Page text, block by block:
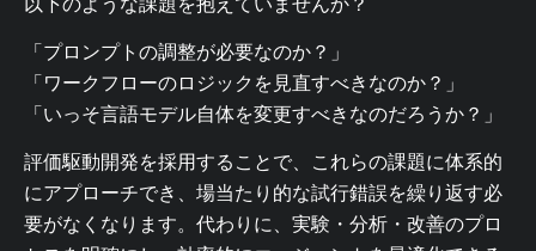
「プロンプトの調整が必要なのか？」
「ワークフローのロジックを見直すべきなのか？」
「いっそ言語モデル自体を変更すべきなのだろうか？」
評価駆動開発を採用することで、これらの課題に体系的
にアプローチでき、場当たり的な試行錯誤を繰り返す必
要がなくなります。代わりに、実験・分析・改善のプロ